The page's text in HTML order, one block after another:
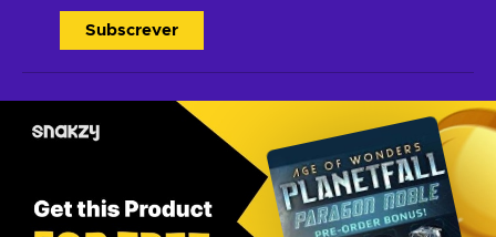
Subscrever